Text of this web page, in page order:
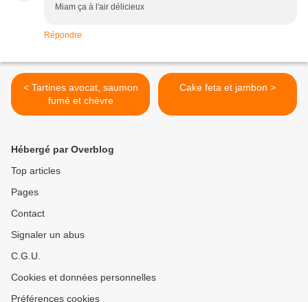
Miam ça à l'air délicieux
Répondre
< Tartines avocat, saumon
fumé et chèvre
Cake feta et jambon >
Hébergé par Overblog
Top articles
Pages
Contact
Signaler un abus
C.G.U.
Cookies et données personnelles
Préférences cookies